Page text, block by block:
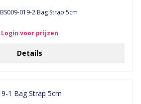
X-F3.1 BS009-019-2 Bag Strap 5cm
Login voor prijzen
Details